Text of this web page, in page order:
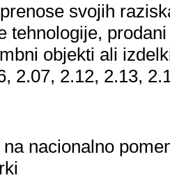
svojih
tehnologije,
objekti ali
2.07, 2.12, 2.13,
nacionalno